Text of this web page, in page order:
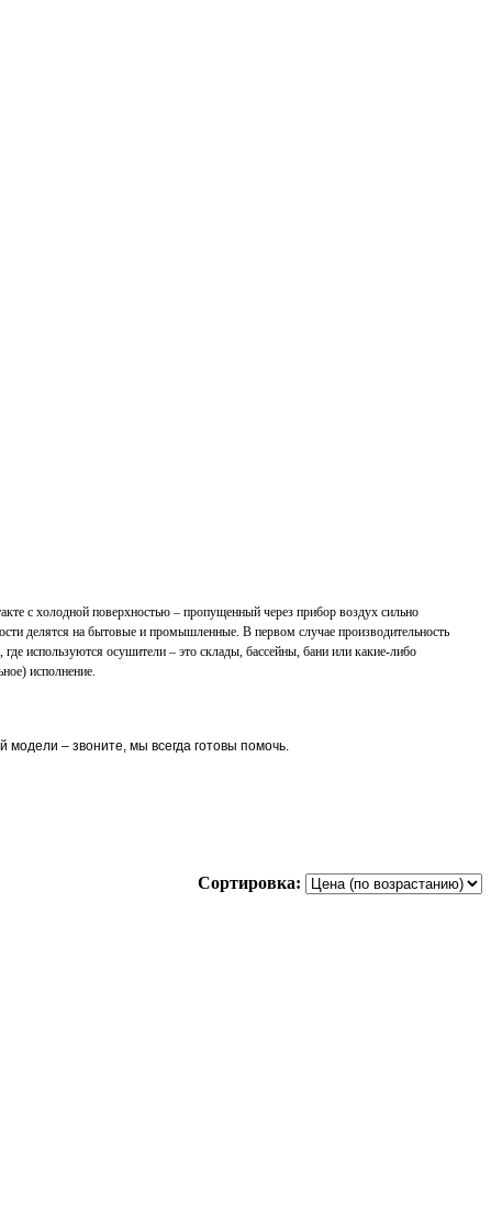
с холодной поверхностью – пропущенный через прибор воздух сильно
делятся на бытовые и промышленные. В первом случае производительность
используются осушители – это склады, бассейны, бани или какие-либо
исполнение.
– звоните, мы всегда готовы помочь.
Сортировка: